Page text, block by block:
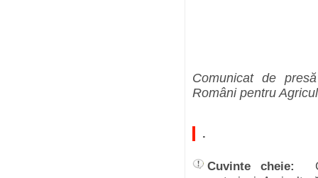
Comunicat de
Români pentru
.
Cuvinte cheie: